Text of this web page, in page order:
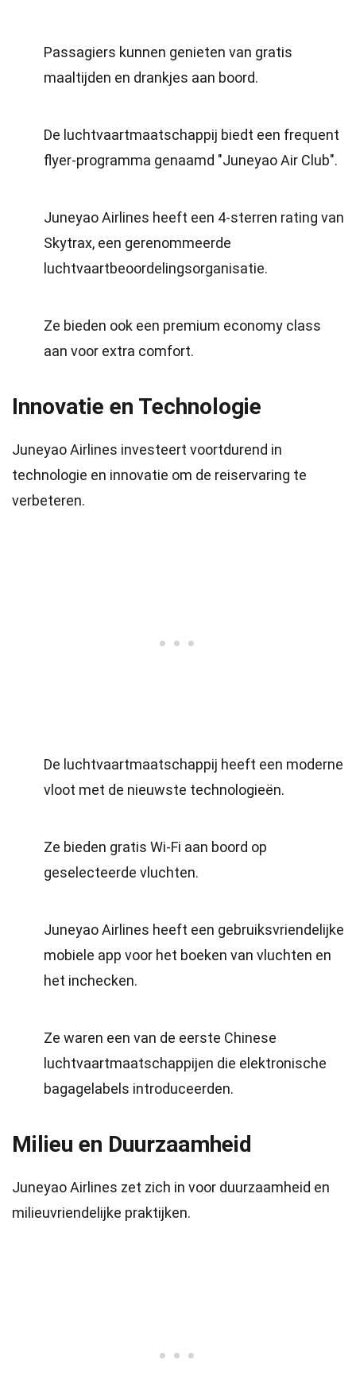
Passagiers kunnen genieten van gratis
maaltijden en drankjes aan boord.
De luchtvaartmaatschappij biedt een frequent
flyer-programma genaamd "Juneyao Air Club".
Juneyao Airlines heeft een 4-sterren rating van
Skytrax, een gerenommeerde
luchtvaartbeoordelingsorganisatie.
Ze bieden ook een premium economy class
aan voor extra comfort.
Innovatie en Technologie
Juneyao Airlines investeert voortdurend in
technologie en innovatie om de reiservaring te
verbeteren.
De luchtvaartmaatschappij heeft een moderne
vloot met de nieuwste technologieën.
Ze bieden gratis Wi-Fi aan boord op
geselecteerde vluchten.
Juneyao Airlines heeft een gebruiksvriendelijke
mobiele app voor het boeken van vluchten en
het inchecken.
Ze waren een van de eerste Chinese
luchtvaartmaatschappijen die elektronische
bagagelabels introduceerden.
Milieu en Duurzaamheid
Juneyao Airlines zet zich in voor duurzaamheid en
milieuvriendelijke praktijken.